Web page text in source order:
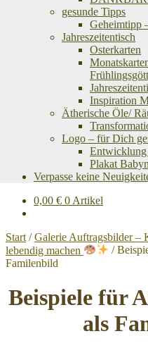
gesunde Tipps
Geheimtipp
Jahreszeitentisch
Osterkarten
Inspiration
Ätherische Öle/
Logo – für Dich
Plakat
Verpasse keine
0,00 € 0 Artikel
Start /Galerie Auftragsbilder –
lebendig machen
/
Familenbild
Beispiele für
als